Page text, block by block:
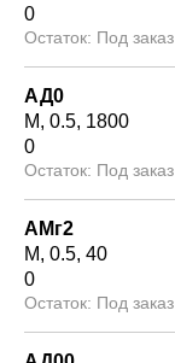
0
Под заказ
АД0
М 0.5 1800
0
Под заказ
АМг2
М 0.5 40
0
Под заказ